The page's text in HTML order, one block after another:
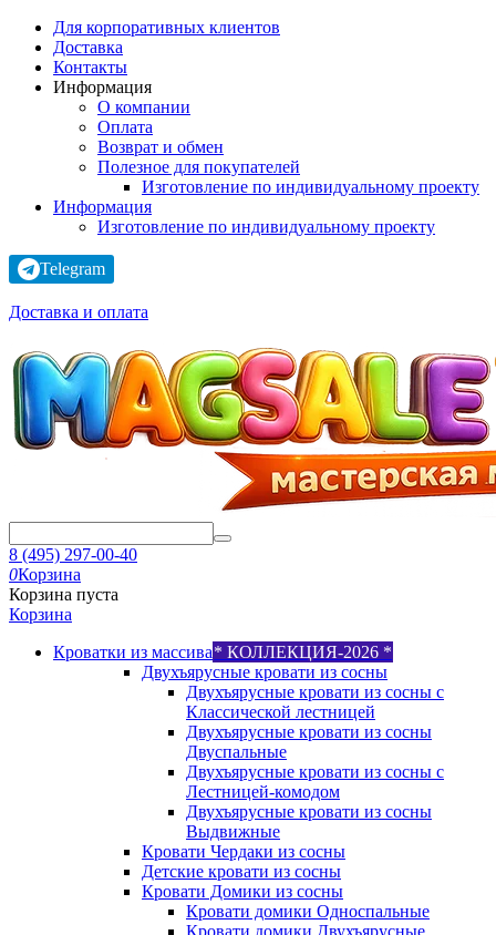
Для корпоративных клиентов
Доставка
Контакты
Информация
О компании
Оплата
Возврат и обмен
Полезное для покупателей
Изготовление по индивидуальному проекту
Информация
Изготовление по индивидуальному проекту
Telegram
Доставка и оплата
8 (495) 297-00-40
0Корзина
Корзина пуста
Корзина
Кроватки из массива* КОЛЛЕКЦИЯ-2026 *
Двухъярусные кровати из сосны
Двухъярусные кровати из сосны с
Классической лестницей
Двухъярусные кровати из сосны
Двуспальные
Двухъярусные кровати из сосны с
Лестницей-комодом
Двухъярусные кровати из сосны
Выдвижные
Кровати Чердаки из сосны
Детские кровати из сосны
Кровати Домики из сосны
Кровати домики Односпальные
Кровати домики Двухъярусные